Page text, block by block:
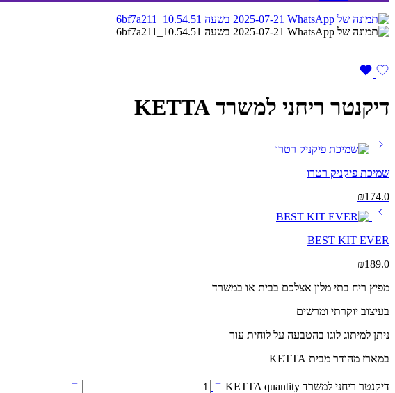
דיקנטר ריחני למשרד KETTA
שמיכת פיקניק רטרו
₪174.0
BEST KIT EVER
₪189.0
מפיץ ריח בתי מלון אצלכם בבית או במשרד
בעיצוב יוקרתי ומרשים
ניתן למיתוג לוגו בהטבעה על לוחית עור
במארז מהודר מבית KETTA
דיקנטר ריחני למשרד KETTA quantity